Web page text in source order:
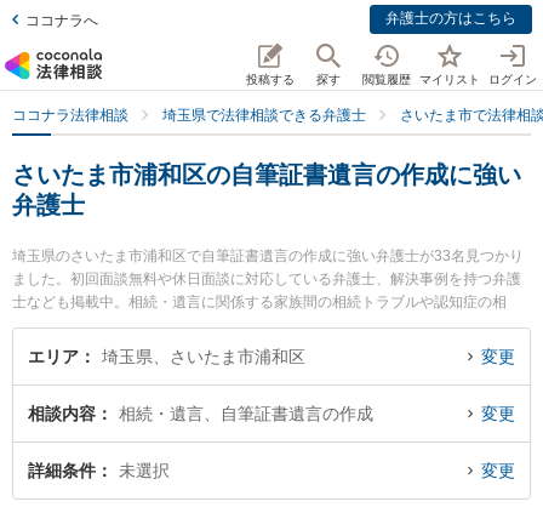
ココナラへ 弁護士の方はこちら
投稿する 探す 閲覧履歴 マイリスト ログイン
ココナラ法律相談 埼玉県で法律相談できる弁護士 さいたま市で法律相
さいたま市浦和区の自筆証書遺言の作成に強い
弁護士
埼玉県のさいたま市浦和区で自筆証書遺言の作成に強い弁護士が33名見つかり
ました。初回面談無料や休日面談に対応している弁護士、解決事例を持つ弁護
士なども掲載中。相続・遺言に関係する家族間の相続トラブルや認知症の相
続、遺産分割等の細かな分野での絞り込み検索もでき便利です。特に弁護士法
人KTG 浦和法律事務所の安田 和男弁護士や田原総合法律事務所の田原 直樹弁
した自筆証書遺言の作成のトラブルを今すぐに弁護士に相談したい』『自筆証
書遺言の作成のトラブル解決の実績豊富な近くの弁護士を検索したい』『初回
相談無料で自筆証書遺言の作成を法律相談できるさいたま市浦和区内の弁護士
エリア 埼玉県、さいたま市浦和区 変更
相談内容 相続・遺言、自筆証書遺言の作成 変更
詳細条件 未選択 変更